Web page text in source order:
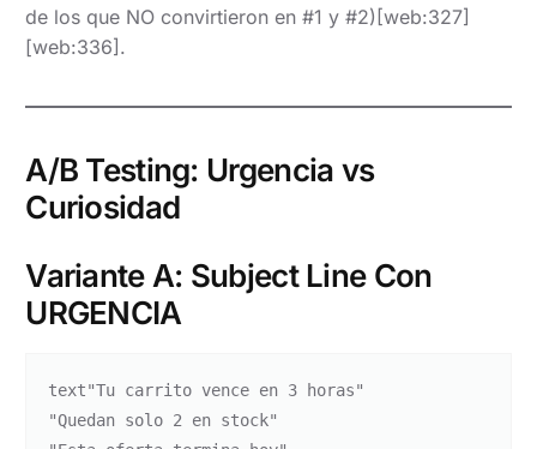
de los que NO convirtieron en #1 y #2)[web:327]
[web:336].
A/B Testing: Urgencia vs
Curiosidad
Variante A: Subject Line Con
URGENCIA
text"Tu carrito vence en 3 horas"
"Quedan solo 2 en stock"